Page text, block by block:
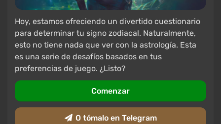
Hoy, estamos ofreciendo un divertido cuestionario
para determinar tu signo zodiacal. Naturalmente,
esto no tiene nada que ver con la astrología. Esta
es una serie de desafíos basados en tus
preferencias de juego. ¿Listo?
Comenzar
O tómalo en Telegram